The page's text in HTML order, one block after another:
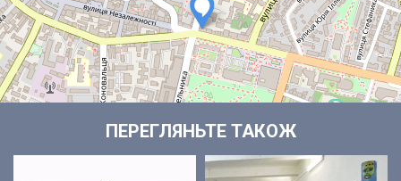
Leaflet| © OpenStreetMap, ©FrankivskOnline
ПЕРЕГЛЯНЬТЕ ТАКОЖ